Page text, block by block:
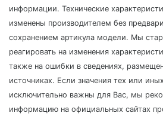
информации. Технические
изменены производителем без
сохранением артикула модели. Мы
реагировать на изменения
также на ошибки в сведениях,
источниках. Если значения тех или
исключительно важны для Вас, мы
информацию на официальных сайтах